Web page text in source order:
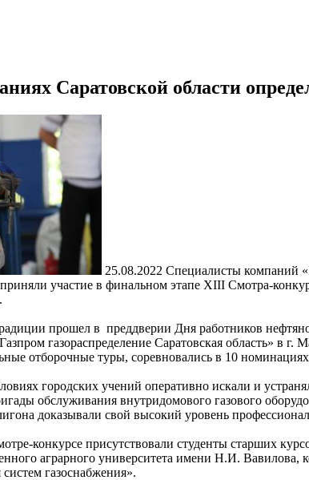
Саратовской области
25.08.2022 Специалисты компаний
участие в финальном этапе XIII Смотра-
прошел в преддверии Дня работников
газораспределение Саратовская область» в
отборочные туры, соревновались в 10
городских учений оперативно искали и
обслуживания внутридомового газового
доказывали свой высокий уровень
конкурсе присутствовали студенты старших
аграрного университета имени Н.И. Вавилова,
газоснабжения».